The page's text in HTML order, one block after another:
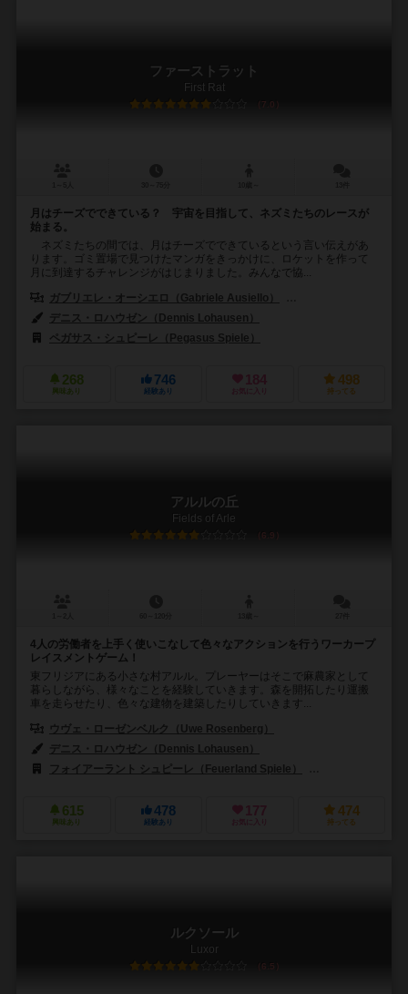
ファーストラット
First Rat
7.0
月はチーズでできている？ 宇宙を目指して、ネズミたちのレースが
始まる。
ネズミたちの間では、月はチーズでできているという言い伝えがあ
ります。ゴミ置場で見つけたマンガをきっかけに、ロケットを作って
月に到達するチャレンジがはじまりました。みんなで協...
ガブリエレ・オーシエロ（Gabriele Ausiello）
デニス・ロハウゼン（Dennis Lohausen）
ペガサス・シュピーレ（Pegasus Spiele）
268
興味あり
746
経験あり
184
お気に入り
498
持ってる
アルルの丘
Fields of Arle
6.9
4人の労働者を上手く使いこなして色々なアクションを行うワーカープ
レイスメントゲーム！
東フリジアにある小さな村アルル。プレーヤーはそこで麻農家として
暮らしながら、様々なことを経験していきます。森を開拓したり運搬
車を走らせたり、色々な建物を建築したりしていきます...
ウヴェ・ローゼンベルク（Uwe Rosenberg）
デニス・ロハウゼン（Dennis Lohausen）
フォイアーラント シュピーレ（Feuerland Spiele）
615
興味あり
478
経験あり
177
お気に入り
474
持ってる
ルクソール
Luxor
6.5